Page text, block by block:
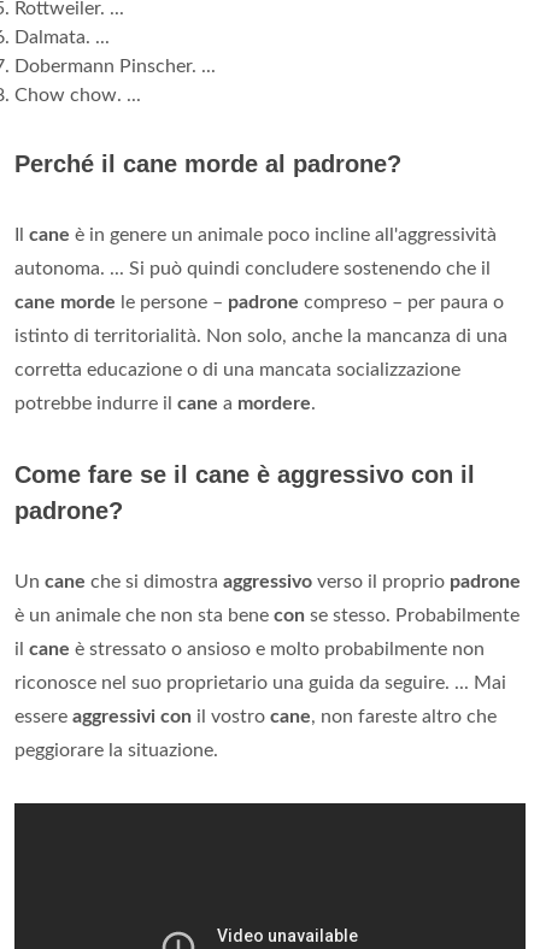
Rottweiler. ...
Dalmata. ...
Dobermann Pinscher. ...
Chow chow. ...
Perché il cane morde al padrone?
cane è in genere un animale poco incline all'aggressività
autonoma. ... Si può quindi concludere sostenendo che il
cane morde le persone – padrone compreso – per paura o
istinto di territorialità. Non solo, anche la mancanza di una
corretta educazione o di una mancata socializzazione
potrebbe indurre il cane a mordere.
Come fare se il cane è aggressivo con il
padrone?
Un cane che si dimostra aggressivo verso il proprio padrone
è un animale che non sta bene con se stesso. Probabilmente
il cane è stressato o ansioso e molto probabilmente non
riconosce nel suo proprietario una guida da seguire. ... Mai
essere aggressivi con il vostro cane, non fareste altro che
peggiorare la situazione.